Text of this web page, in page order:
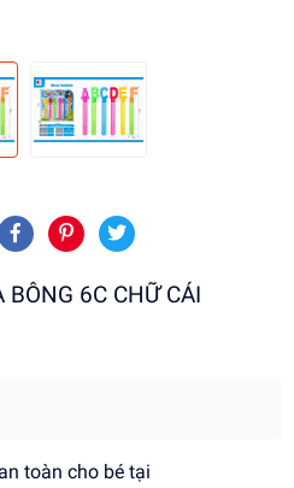
6C CHỮ CÁI
toàn cho bé tại